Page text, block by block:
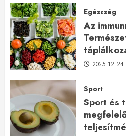
Egészség
Az
2025.12.24.
Sport
Sport és